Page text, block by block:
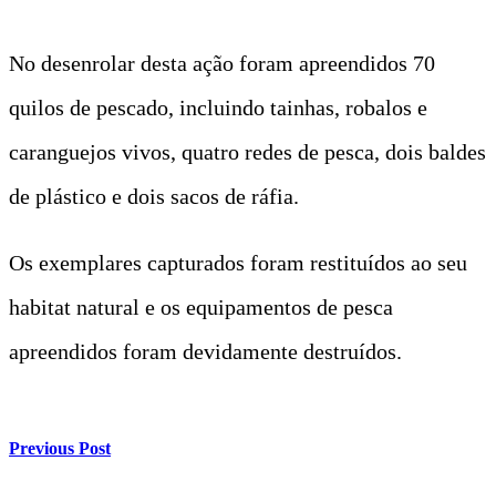
No desenrolar desta ação foram apreendidos 70
quilos de pescado, incluindo tainhas, robalos e
caranguejos vivos, quatro redes de pesca, dois baldes
de plástico e dois sacos de ráfia.
Os exemplares capturados foram restituídos ao seu
habitat natural e os equipamentos de pesca
apreendidos foram devidamente destruídos.
Previous Post